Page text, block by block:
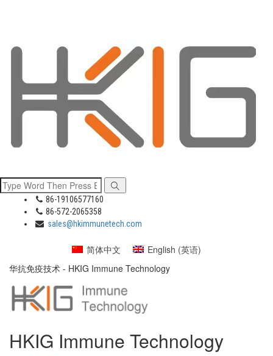
86-19106577160
86-572-2065358
sales@hkimmunetech.com
简体中文 English (英语)
华抗免疫技术 - HKIG Immune Technology
HKIG Immune Technology